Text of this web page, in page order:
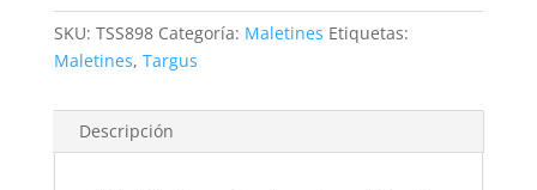
15.6"
(Negro)
cantidad
SKU: TSS898 Categoría: Maletines Etiquetas:
Maletines, Targus
Descripción